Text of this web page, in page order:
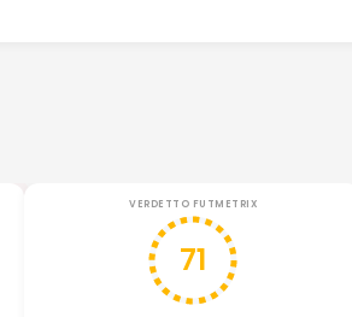
VERDETTO FUTMETRIX
71